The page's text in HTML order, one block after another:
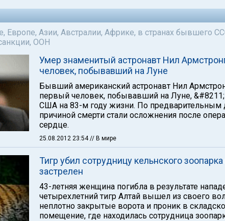
Европе, Азии, Австралии, Африке, в странах бывшего
ООН
Умер знаменитый астронавт Нил
человек, побывавший на Луне
Бывший американский астронавт Нил
первый человек, побывавший на Луне, &#8211;
США на 83-м году жизни. По предварительным
причиной смерти стали осложнения после
сердце.
25.08.2012 23:54// В мире
Тигр убил сотрудницу кельнского
застрелен
43-летняя женщина погибла в результате
четырехлетний тигр Алтай вышел из своего
неплотно закрытые ворота и проник в
помещение, где находилась сотрудница